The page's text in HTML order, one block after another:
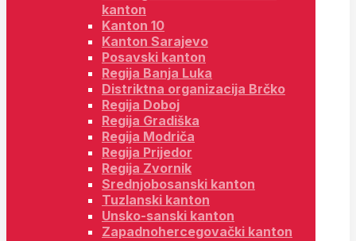
kanton
Kanton 10
Kanton Sarajevo
Posavski kanton
Regija Banja Luka
Distriktna organizacija Brčko
Regija Doboj
Regija Gradiška
Regija Modriča
Regija Prijedor
Regija Zvornik
Srednjobosanski kanton
Tuzlanski kanton
Unsko-sanski kanton
Zapadnohercegovački kanton